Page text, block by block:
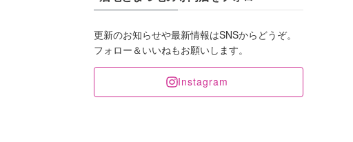
更新のお知らせや最新情報はSNSからどうぞ。
フォロー＆いいねもお願いします。
Instagram